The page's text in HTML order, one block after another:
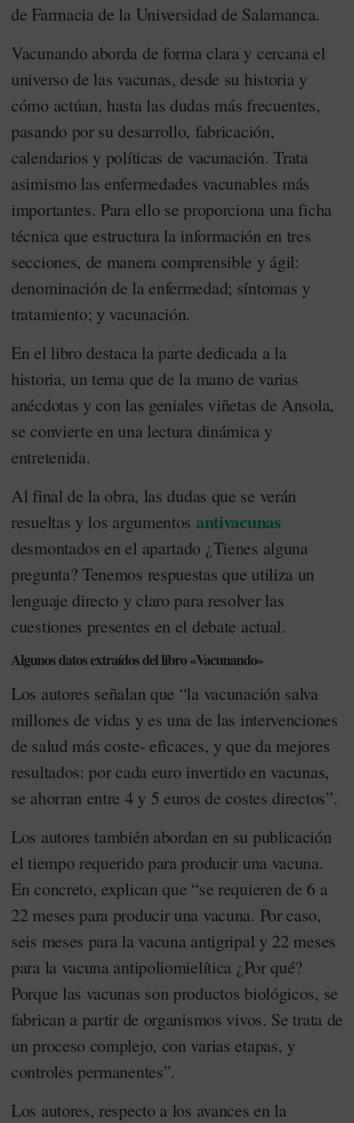
de Farmacia de la Universidad de Salamanca.
Vacunando aborda de forma clara y cercana el
universo de las vacunas, desde su historia y
cómo actúan, hasta las dudas más frecuentes,
pasando por su desarrollo, fabricación,
calendarios y políticas de vacunación. Trata
asimismo las enfermedades vacunables más
importantes. Para ello se proporciona una ficha
técnica que estructura la información en tres
secciones, de manera comprensible y ágil:
denominación de la enfermedad; síntomas y
tratamiento; y vacunación.
En el libro destaca la parte dedicada a la
historia, un tema que de la mano de varias
anécdotas y con las geniales viñetas de Ansola,
se convierte en una lectura dinámica y
entretenida.
Al final de la obra, las dudas que se verán
resueltas y los argumentos antivacunas
desmontados en el apartado ¿Tienes alguna
pregunta? Tenemos respuestas que utiliza un
lenguaje directo y claro para resolver las
cuestiones presentes en el debate actual.
Algunos datos extraídos del libro «Vacunando»
Los autores señalan que “la vacunación salva
millones de vidas y es una de las intervenciones
de salud más coste- eficaces, y que da mejores
resultados: por cada euro invertido en vacunas,
se ahorran entre 4 y 5 euros de costes directos”.
Los autores también abordan en su publicación
el tiempo requerido para producir una vacuna.
En concreto, explican que “se requieren de 6 a
22 meses para producir una vacuna. Por caso,
seis meses para la vacuna antigripal y 22 meses
para la vacuna antipoliomielítica ¿Por qué?
Porque las vacunas son productos biológicos, se
fabrican a partir de organismos vivos. Se trata de
un proceso complejo, con varias etapas, y
controles permanentes”.
Los autores, respecto a los avances en la